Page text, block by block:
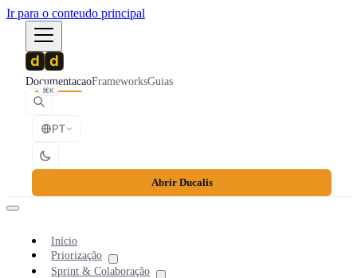
Ir para o conteudo principal
DocumentacaoFrameworksGuias
⌘K
PT
Abrir Ducalis
Início
Priorização
Sprint & Colaboração